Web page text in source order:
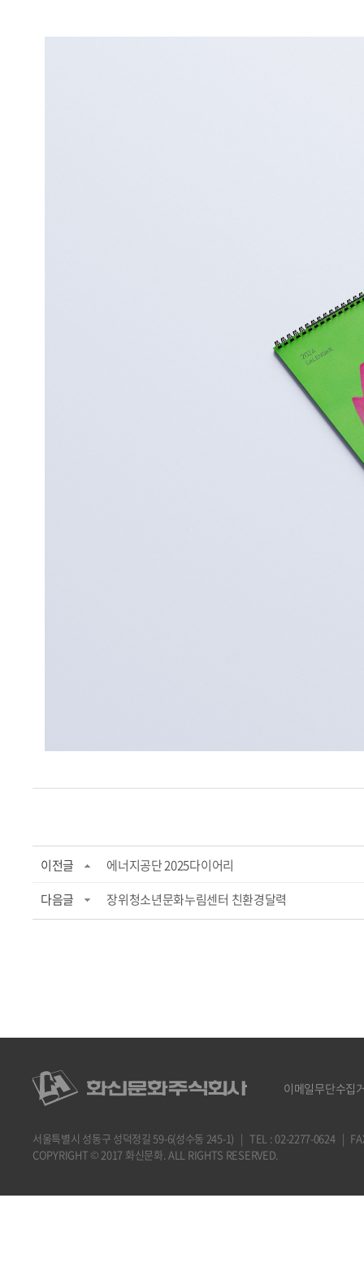
이전글
에너지공단 2025다이어리
다음글
장위청소년문화누림센터 친환경달력
이메일무단수집
서울특별시 성동구 성덕정길 59-6(성수동 245-1) | TEL : 02-2277-0624
COPYRIGHT © 2017 화신문화. ALL RIGHTS RESERVED.